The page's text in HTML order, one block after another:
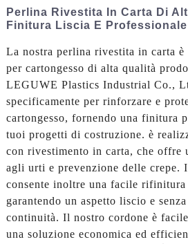
Perlina Rivestita In Carta Di
Finitura Liscia E Professionale
La nostra perlina rivestita in carta è
per cartongesso di alta qualità
LEGUWE Plastics Industrial Co.,
specificamente per rinforzare e
cartongesso, fornendo una finitura
tuoi progetti di costruzione. è
con rivestimento in carta, che offre
agli urti e prevenzione delle crepe.
consente inoltre una facile rifinitura
garantendo un aspetto liscio e
continuità. Il nostro cordone è
una soluzione economica ed